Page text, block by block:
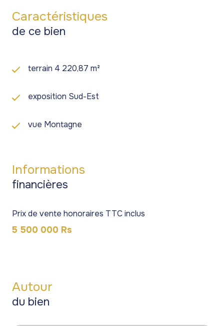
Caractéristiques
de ce bien
terrain 4 220,87 m²
exposition Sud-Est
vue Montagne
Informations
financières
Prix de vente honoraires TTC inclus
5 500 000 Rs
Autour
du bien